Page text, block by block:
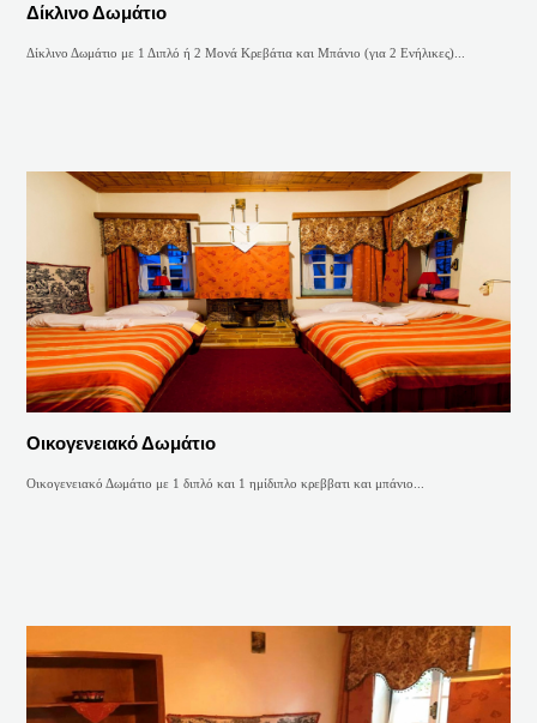
Δίκλινο Δωμάτιο
Δίκλινο Δωμάτιο με 1 Διπλό ή 2 Μονά Κρεβάτια και Μπάνιο (για 2 Ενήλικες)...
Οικογενειακό Δωμάτιο
Οικογενειακό Δωμάτιο με 1 διπλό και 1 ημίδιπλο κρεββατι και μπάνιο...